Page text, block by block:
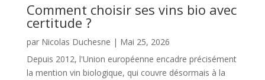
Comment choisir ses vins bio avec
certitude ?
par Nicolas Duchesne | Mai 25, 2026
Depuis 2012, l'Union européenne encadre précisément
la mention vin biologique, qui couvre désormais à la